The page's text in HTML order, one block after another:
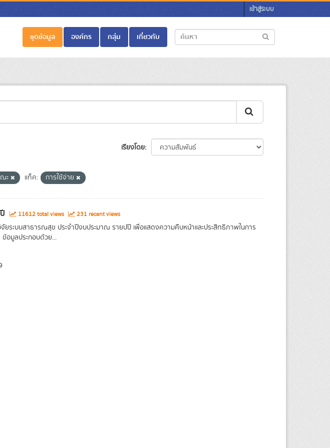
เข้าสู่ระบบ
ชุดข้อมูล องค์กร กลุ่ม เกี่ยวกับ
เรียงโดย
ะ แท็ค: การใช้จ่าย
11612 total views 231 recent views
ระบบสาธารณสุข ประจำปีงบประมาณ รายปปี เพื่อแสดงความคืบหน้าและประสิทธิภาพในการ
อมูลประกอบด้วย...